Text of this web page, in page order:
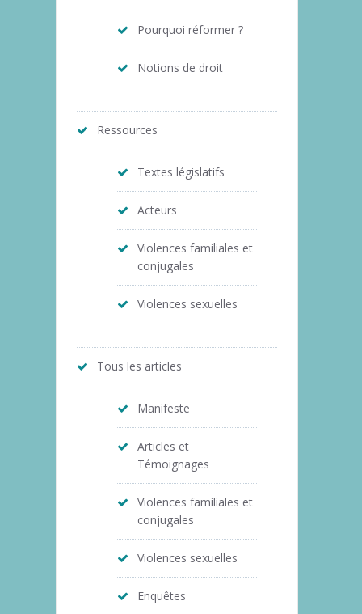
Pourquoi réformer ?
Notions de droit
Ressources
Textes législatifs
Acteurs
Violences familiales et
conjugales
Violences sexuelles
Tous les articles
Manifeste
Articles et
Témoignages
Violences familiales et
conjugales
Violences sexuelles
Enquêtes